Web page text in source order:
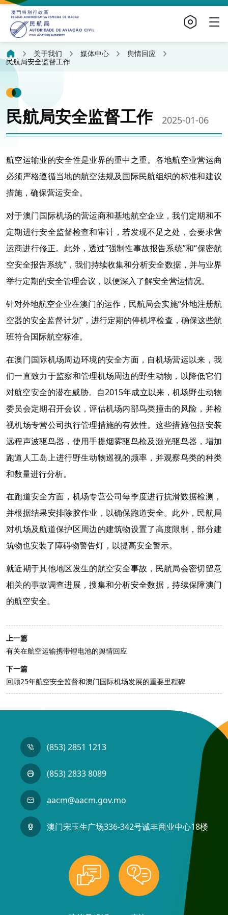
关于我们 媒体中心
舆情回应
民航局安全监督工作
民航局安全监督工作 2025-01-06
航空运输业的安全性是业界的重中之重。各地航空业营运商
必须严格遵循当地的航空法规及国际民航组织的标准和建议
措施，确保营运安全。
对于澳门国际机场的营运商和基地航空企业，我们定期和不
定期进行安全监督检查和审计，若发现不足之处，会要求营
运商进行修正。此外，透过“强制性事故报告系统”和“保密航
空安全报告系统”，我们持续收集和分析安全数据，并与业界
举行定期的安全管理会议，以便深入了解安全营运情况。
针对外地航空企业在澳门的运作，民航局会实施“外地注册航
空器的安全监督计划”，进行定期的停机坪检查，确保这些航
班符合国际航空标准。
在澳门国际机场周边环境的安全方面，自机场营运以来，我
们一直致力于监察和管理机场周边的野生动物，以降低它们
对航空安全的潜在威胁。自2015年成立以来，机场野生动物
委员会定期召开会议，评估机场内部鸟类撞击的风险，并检
视机场专营公司执行管理措施的有效性。这些措施包括安装
远程声波驱鸟器，使用手提烟雾驱鸟枪及激光驱鸟器，增加
跑道人工岛上进行野生动物巡视的频率，并观察鸟类的种类
和数量进行分析。
在跑道安全方面，机场专营公司每季度进行抗滑数据检测，
并根据结果安排除胶作业，以确保跑道安全。此外，民航局
对机场及航道保护区周边的建筑物设置了高度限制，部分建
筑物也安装了障碍物警告灯，以提高安全警示。
就近期于其他地区发生的航空安全事故，民航局会密切留意
相关的事故调查进展，搜集和分析安全数据，持续保障澳门
的航空安全。
上一篇
有关在航空运输携带锂电池的舆情回应
下一篇
回顾25年航空安全监督和澳门国际机场发展的重要里程碑
(853) 2851 1213
(853) 2833 8089
aacm@aacm.gov.mo
澳门宋玉生广场336-342号诚丰商业中心18楼